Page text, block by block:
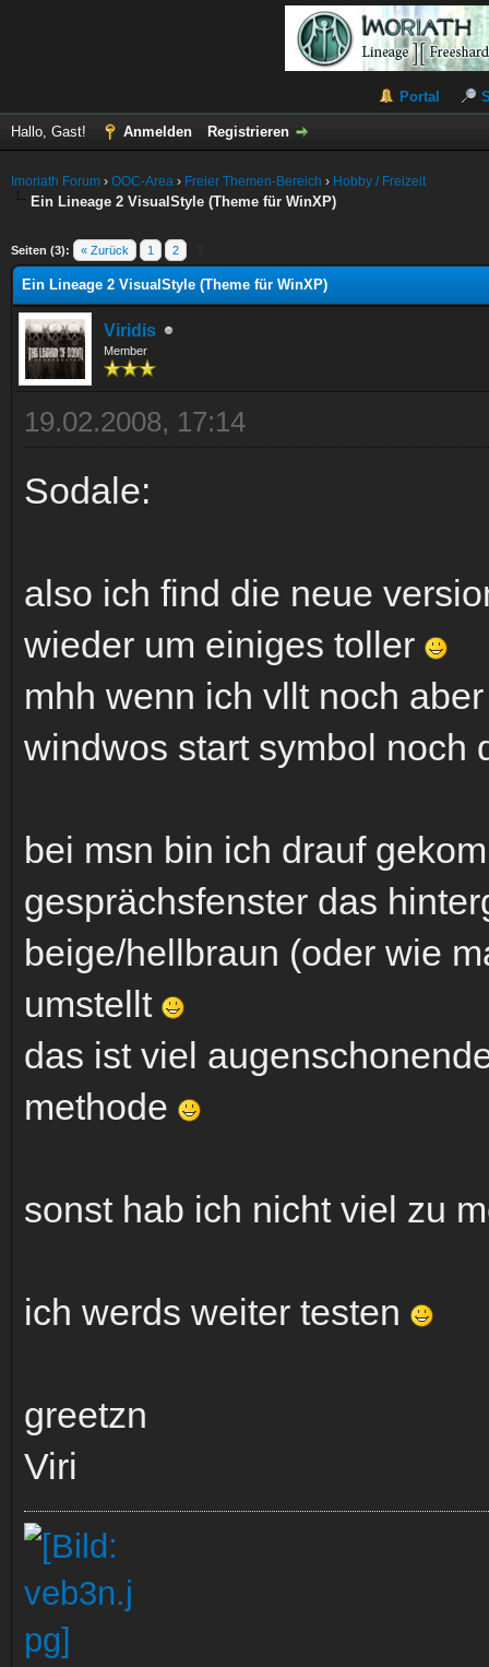
Portal
Hallo, Gast! Anmelden Registrieren
Imoriath Forum › OOC-Area › Freier Themen-Bereich › Hobby / Freizeit
Ein Lineage 2 VisualStyle (Theme für WinXP)
Seiten (3): « Zurück 1 2
Durchschnitt
Ein Lineage 2 VisualStyle (Theme für WinXP)
Viridis
Member
19.02.2008, 17:14
Sodale:
also ich find die neue
wieder um einiges toller
mhh wenn ich vllt noch
windwos start symbol noch
bei msn bin ich drauf
gesprächsfenster das
beige/hellbraun (oder wie
umstellt
das ist viel
methode
sonst hab ich nicht viel zu
ich werds weiter testen
greetzn
Viri